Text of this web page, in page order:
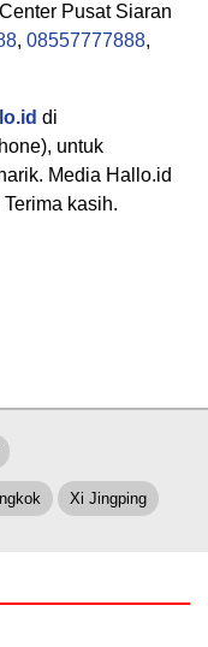
Pusat Siaran
, 08557777888,
di
untuk
Media Hallo.id
Terima kasih.
Xi Jingping